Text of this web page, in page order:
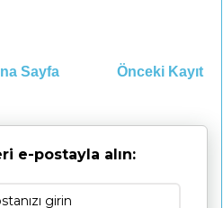
Önceki Kayıt
Sayfa
e-postayla alın: